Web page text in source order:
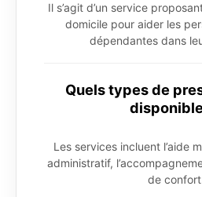
Il s’agit d’un service
domicile pour aider les
dépendantes dans
Quels types de
Les services incluent l’aide
administratif,
de